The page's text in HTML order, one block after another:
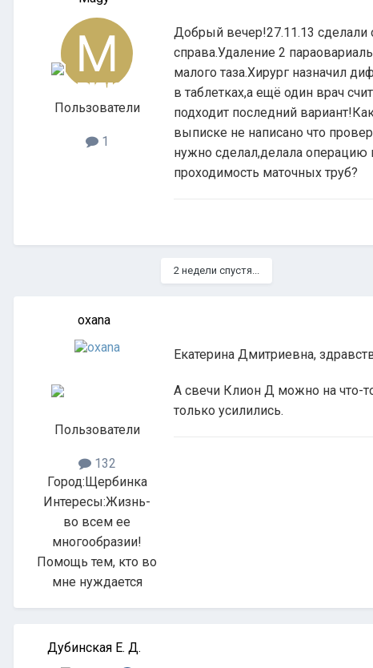
Пользователи
1
Добрый вечер!27.11.13 сделали
справа.Удаление 2
малого таза.Хирург назначил
в таблетках,а ещё один врач
подходит последний
выписке не написано что
нужно сделал,делала
проходимость маточных труб?
2 недели спустя...
oxana
Пользователи
132
Город: Щербинка
Интересы:Жизнь-
во всем ее
многообразии!
Помощь тем, кто во
мне нуждается
Екатерина Дмитриевна,
А свечи Клион Д можно на что-
только усилились.
Дубинская Е. Д.